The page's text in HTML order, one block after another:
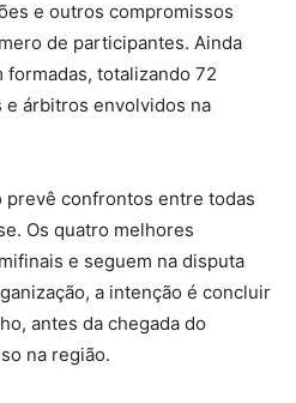
e outros compromissos
de participantes. Ainda
totalizando 72
e árbitros envolvidos na
prevê confrontos entre todas
Os quatro melhores
e seguem na disputa
a intenção é concluir
antes da chegada do
na região.